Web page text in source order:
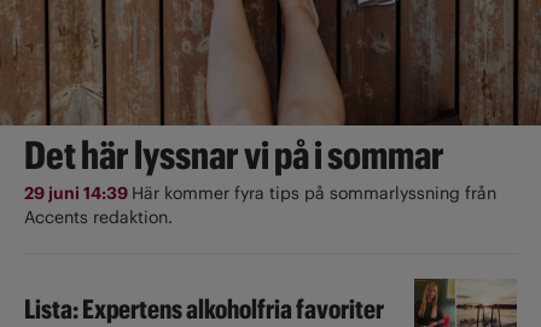
Det här lyssnar vi på i sommar
29 juni 14:39 Här kommer fyra tips på sommarlyssning från
Accents redaktion.
Lista: Expertens alkoholfria favoriter